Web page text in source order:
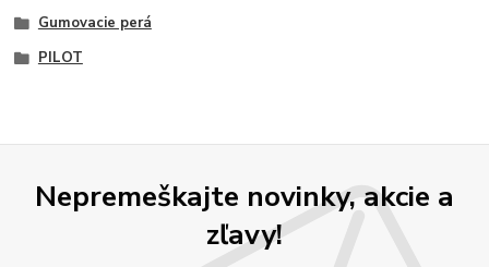
Gumovacie perá
PILOT
Nepremeškajte novinky, akcie a
zľavy!